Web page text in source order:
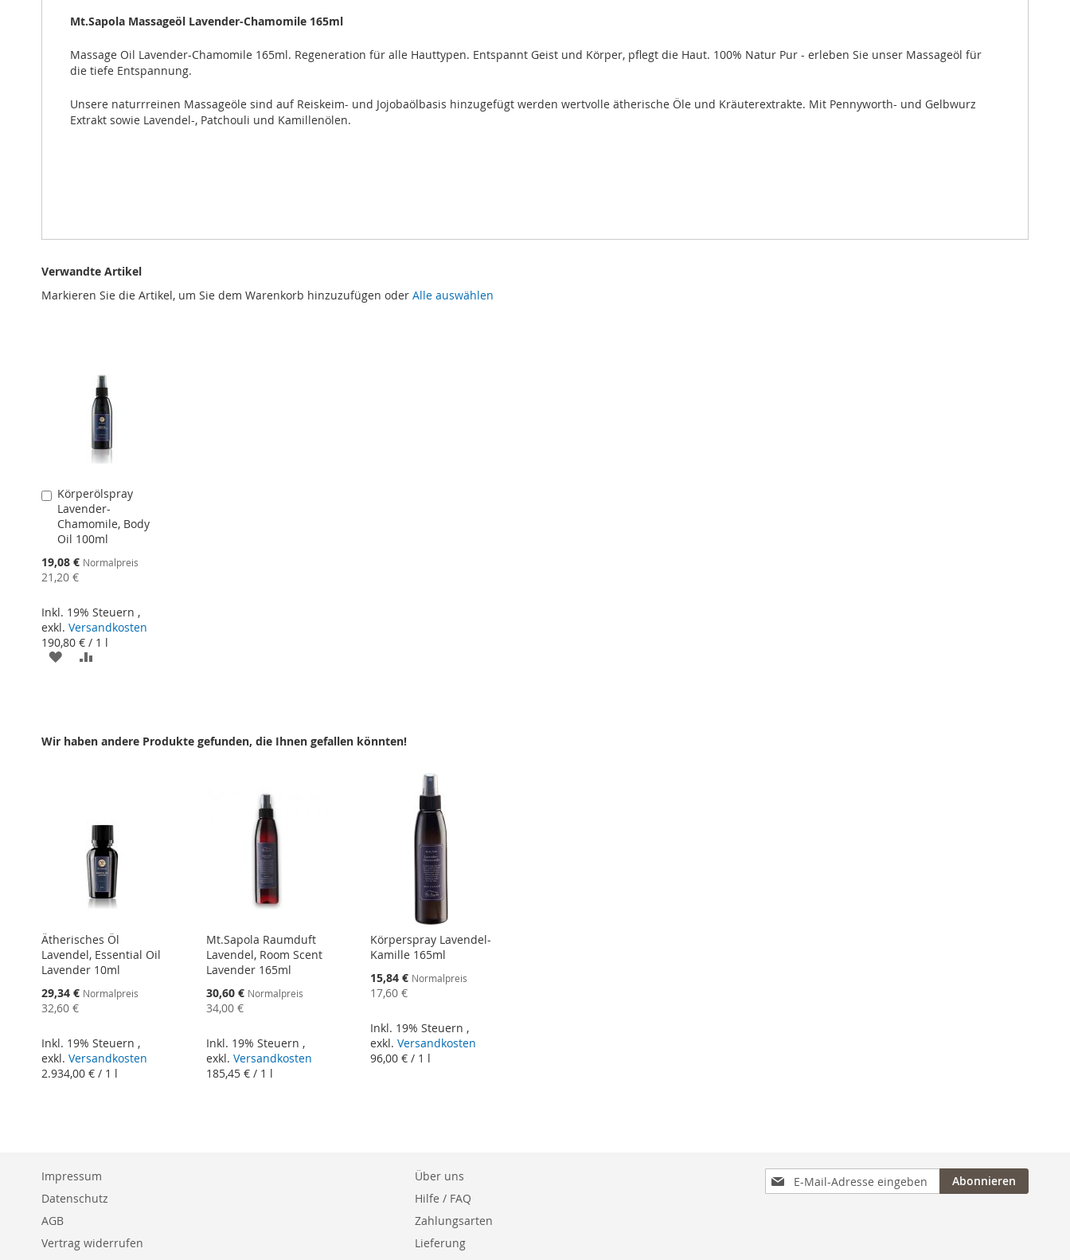
Mt.Sapola Massageöl Lavender-Chamomile 165ml
Massage Oil Lavender-Chamomile 165ml. Regeneration für alle Hauttypen. Entspannt Geist und Körper, pflegt die Haut. 100% Natur Pur - erleben Sie unser Massageöl für
die tiefe Entspannung.
Unsere naturrreinen Massageöle sind auf Reiskeim- und Jojobaölbasis hinzugefügt werden wertvolle ätherische Öle und Kräuterextrakte. Mit Pennyworth- und Gelbwurz
Extrakt sowie Lavendel-, Patchouli und Kamillenölen.
Verwandte Artikel
Markieren Sie die Artikel, um Sie dem Warenkorb hinzuzufügen oder Alle auswählen
Körperölspray
Lavender-
Chamomile, Body
Oil 100ml
Sonderangebot
19,08 € Normalpreis
21,20 €
Inkl. 19% Steuern ,
exkl. Versandkosten
190,80 € / 1 l
In
den
Warenkorb
ZUR
Wir haben andere Produkte gefunden, die Ihnen gefallen könnten!
Ätherisches Öl
Lavendel, Essential Oil
Lavender 10ml
Sonderangebot
29,34 € Normalpreis
32,60 €
Inkl. 19% Steuern ,
exkl. Versandkosten
2.934,00 € / 1 l
Mt.Sapola Raumduft
Lavendel, Room Scent
Lavender 165ml
Sonderangebot
30,60 € Normalpreis
34,00 €
Inkl. 19% Steuern ,
exkl. Versandkosten
185,45 €/ 1 l
Körperspray Lavendel-
Kamille 165ml
Sonderangebot
15,84 € Normalpreis
17,60 €
Inkl. 19% Steuern ,
exkl.Versandkosten
96,00 € / 1 l
Anmeldung
zum
Abonnieren
Über uns
Hilfe / FAQ
Zahlungsarten
Lieferung
Impressum
Datenschutz
AGB
Vertrag widerrufen